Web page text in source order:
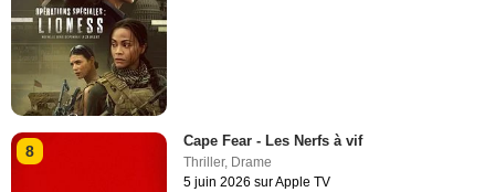
8
Cape Fear - Les Nerfs à vif
Thriller, Drame
5 juin 2026 sur Apple TV